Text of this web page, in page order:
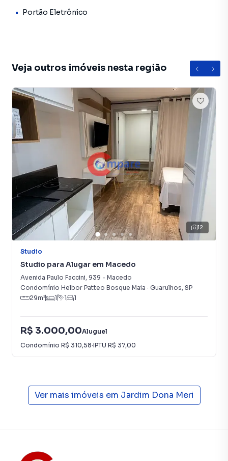
com ótimo acesso à Rodovia Presidente Dutra. Isso facilita
A região da Vila Nova Bonsucesso é um local de grande
movimentação e desenvolvimento comercial, o que
aumenta as chances de sucesso para o seu negócio. Com o
imóvel oferecendo uma área espaçosa e uma localização
estratégica, é uma oportunidade promissora para investir
em um comércio.
Studio para Aluguel em região valorizada do bairro Jardim
Dona Meri, em Guarulhos. Não encontrou o que procurava
ou deseja mais informações sobre Studio em Guarulhos?
Entre em contato com nossa equipe pelo telefone (11)
2382-9466.
A Imobiliária Compare tem mais opções de
apartamentos, casas residenciais e comerciais, sobrados,
terrenos, lojas e barracões para venda ou locação, além de
empreendimentos em construção ou lançamentos na
planta em Jardim Dona Meri e em outras regiões de
Guarulhos. Aqui você encontra milhares de ofertas para
Negocie seu imóvel de forma totalmente online, com
segurança e tranquilidade. Na Imobiliária Compare você
fazer tudo online, direto do seu computador ou
smartphone. Nós criamos soluções inovadoras para
Anuncie seu imóvel! É fácil, rápido e gratuito! A Imobiliária
Portão Eletrônico
Veja outros imóveis nesta região
12
Studio
Studio para Alugar em Macedo
Avenida Paulo Faccini, 939 - Macedo
Condomínio Helbor Patteo Bosque Maia · Guarulhos, SP
29m² 1 1 1
R$ 3.000,00Aluguel
Condomínio R$ 310,58·IPTU R$ 37,00
Ver mais imóveis em Jardim Dona Meri